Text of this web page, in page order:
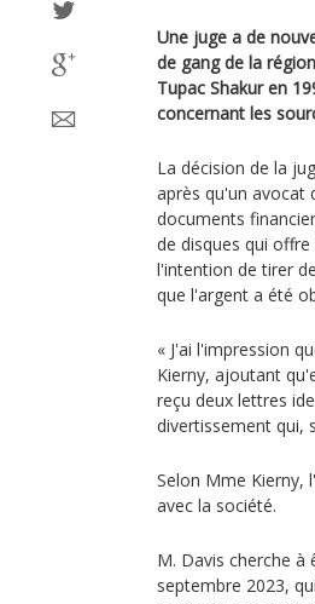
Une juge a de
de gang de la
Tupac Shakur en
concernant les
La décision de la
après qu'un avocat
documents
de disques qui
l'intention de tirer
que l'argent a été
« J'ai l'impression
Kierny, ajoutant
reçu deux lettres
divertissement qui,
Selon Mme Kierny,
avec la société.
M. Davis cherche
septembre 2023,